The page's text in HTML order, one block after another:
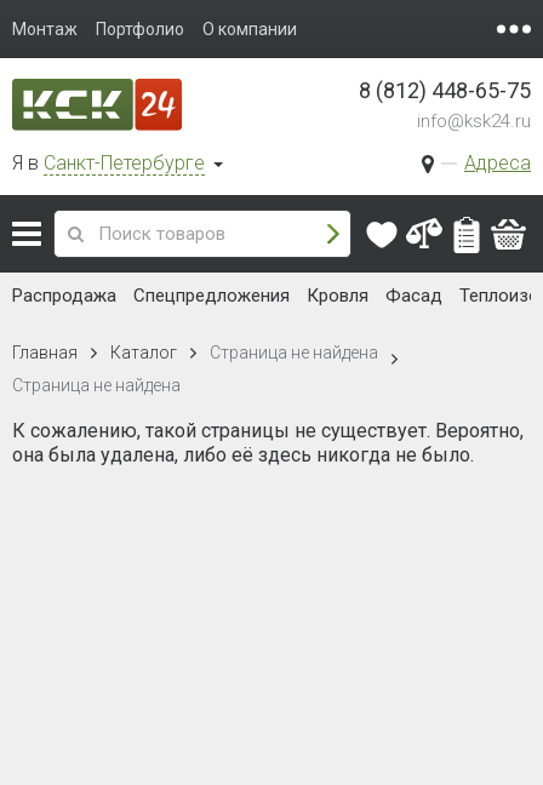
Монтаж Портфолио О компании
Я в Санкт-Петербурге Адреса
8 (812) 448-65-75
info@ksk24.ru
Распродажа Спецпредложения Кровля Фасад
Главная Каталог
Страница не найдена
Страница не найдена
К сожалению, такой страницы не существует. Вероятно,
она была удалена, либо её здесь никогда не было.